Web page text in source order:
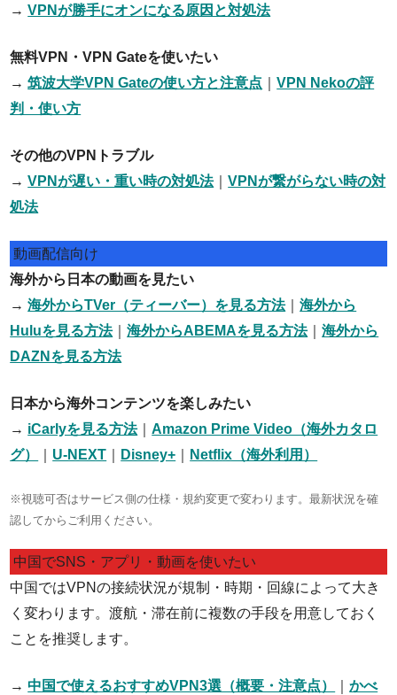
→VPNが勝手にオンになる原因と対処法
無料VPN・VPN Gateを使いたい
→筑波大学VPN Gateの使い方と注意点 ｜VPN Nekoの評
判・使い方
その他のVPNトラブル
→VPNが遅い・重い時の対処法｜VPNが繋がらない時の対
処法
動画配信向け
海外から日本の動画を見たい
→海外からTVer（ティーバー）を見る方法｜海外から
Huluを見る方法｜海外からABEMAを見る方法｜海外から
DAZNを見る方法
日本から海外コンテンツを楽しみたい
→ iCarlyを見る方法｜Amazon Prime Video（海外カタロ
グ）
U-NEXT Disney+ Netflix（海外利用）
※視聴可否はサービス側の仕様・規約変更で変わります。最新状況を確
認してからご利用ください。
中国でSNS・アプリ・動画を使いたい
中国ではVPNの接続状況が規制・時期・回線によって大き
く変わります。渡航・滞在前に複数の手段を用意しておく
ことを推奨します。
→中国で使えるおすすめVPN3選（概要・注意点） ｜かべ